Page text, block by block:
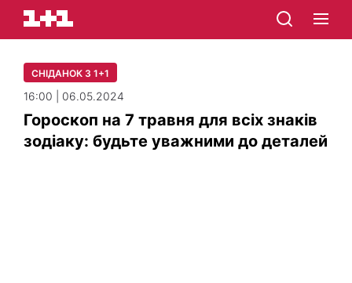
СНІДАНОК З 1+1
16:00 | 06.05.2024
Гороскоп на 7 травня для всіх знаків
зодіаку: будьте уважними до деталей